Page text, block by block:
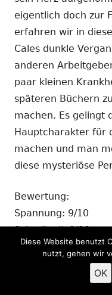
eigentlich doch zur
erfahren wir in
Cales dunkle
anderen
paar kleinen
späteren Büchern
machen. Es gelingt
Hauptcharakter für
machen und man
diese mysteriöse
Bewertung:
Spannung: 9/10
Schreibstil: 9/10
Story: 10/10
The Maid - Skin
Diese Website benutzt
nutzt, gehen wir
OK